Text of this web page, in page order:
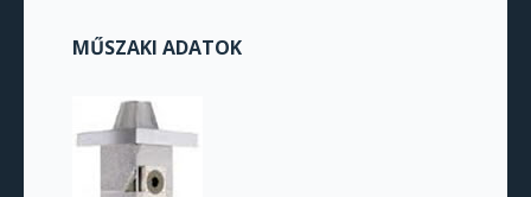
MŰSZAKI ADATOK